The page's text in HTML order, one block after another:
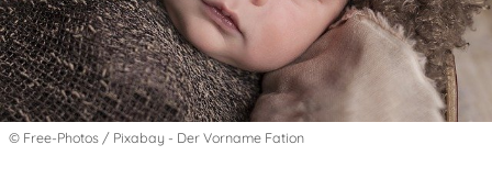
© Free-Photos / Pixabay - Der Vorname Fation